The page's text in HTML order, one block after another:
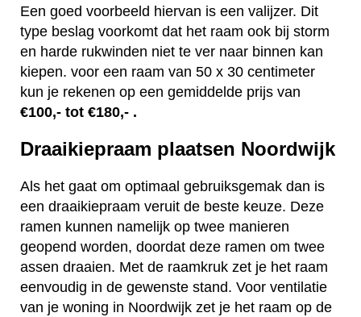
Een goed voorbeeld hiervan is een valijzer. Dit
type beslag voorkomt dat het raam ook bij storm
en harde rukwinden niet te ver naar binnen kan
kiepen. voor een raam van 50 x 30 centimeter
kun je rekenen op een gemiddelde prijs van
€100,- tot €180,- .
Draaikiepraam plaatsen Noordwijk
Als het gaat om optimaal gebruiksgemak dan is
een draaikiepraam veruit de beste keuze. Deze
ramen kunnen namelijk op twee manieren
geopend worden, doordat deze ramen om twee
assen draaien. Met de raamkruk zet je het raam
eenvoudig in de gewenste stand. Voor ventilatie
van je woning in Noordwijk zet je het raam op de